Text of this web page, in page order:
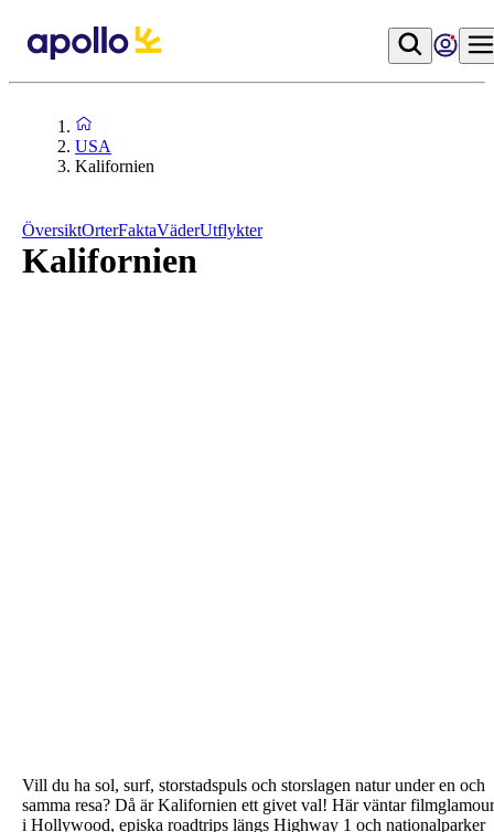
USA
Kalifornien
ÖversiktOrterFaktaVäderUtflykter
Kalifornien
Vill du ha sol, surf, storstadspuls och storslagen natur under en och
samma resa? Då är Kalifornien ett givet val! Här väntar filmglamour
i Hollywood, episka roadtrips längs Highway 1 och nationalparker